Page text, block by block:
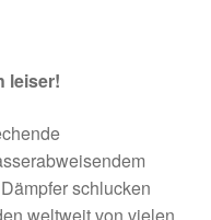
leiser!
schlucken